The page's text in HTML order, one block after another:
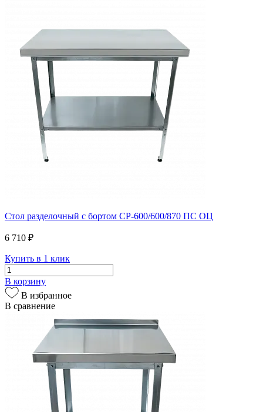
Стол разделочный с бортом СР-600/600/870 ПС ОЦ
6 710 ₽
Купить в 1 клик
В корзину
В избранное
В сравнение